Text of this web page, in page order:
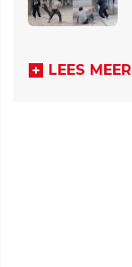
LEES MEER